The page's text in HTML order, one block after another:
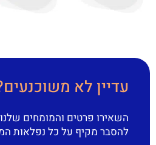
עדיין לא
השאירו פרטים והמומחים
להסבר מקיף על כל נפלאות